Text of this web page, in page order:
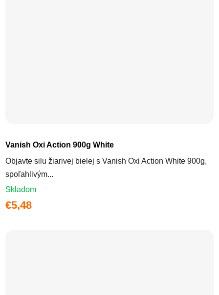
Vanish Oxi Action 900g White
Objavte silu žiarivej bielej s Vanish Oxi Action White 900g,
spoľahlivým...
Skladom
€5,48